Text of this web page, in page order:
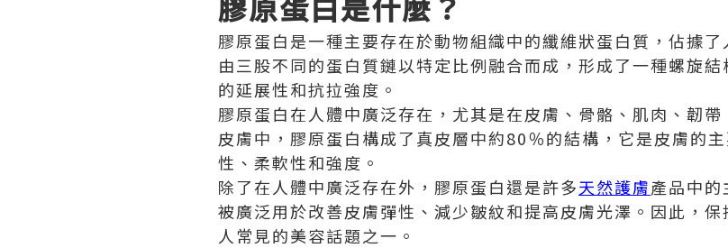
膠原蛋白是一種主要存在於動物組織中的纖維狀蛋白質，佔據
由三股不同的蛋白質鏈以特定比例融合而成，形成了一種螺旋
的延展性和抗拉強度。
膠原蛋白在人體中廣泛存在，尤其是在皮膚、骨骼、肌肉、韌
皮膚中，膠原蛋白構成了真皮層中約80％的結構，它是皮膚的
性、柔軟性和強度。
除了在人體中廣泛存在外，膠原蛋白還是許多天然護膚產品中的
被廣泛用於改善皮膚彈性、減少皺紋和提高皮膚光澤。因此，
人常見的美容話題之一。